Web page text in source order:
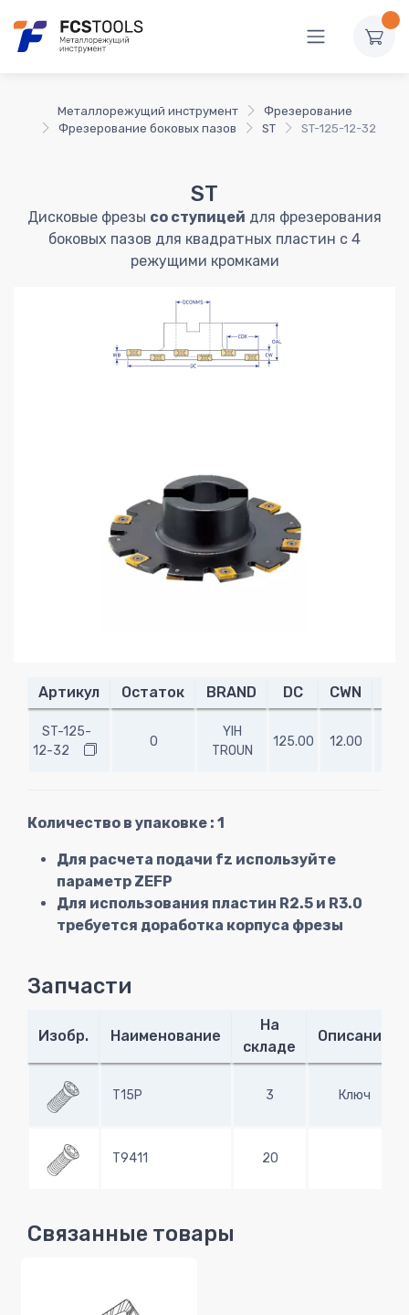
Металлорежущий инструмент
Фрезерование
Фрезерование боковых пазов
ST ST-125-12-32
ST
Дисковые фрезы со ступицей для фрезерования
боковых пазов для квадратных пластин с 4
режущими кромками
Артикул Остаток BRAND DC CWN
ST-125-
12-32
0
YIH
TROUN
125.00 12.00
Количество в упаковке : 1
Для расчета подачи fz используйте
параметр ZEFP
Для использования пластин R2.5 и R3.0
требуется доработка корпуса фрезы
Запчасти
Изобр. Наименование
На
складе
Описание
T15P 3 Ключ
T9411 20
Связанные товары